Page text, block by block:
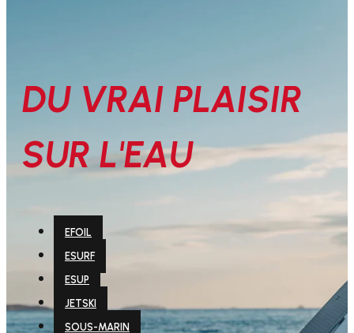
DU VRAI PLAISIR
SUR L'EAU
EFOIL
ESURF
ESUP
JETSKI
SOUS-MARIN